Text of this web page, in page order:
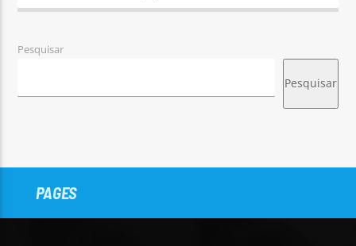
Pesquisar
Pesquisar
PAGES